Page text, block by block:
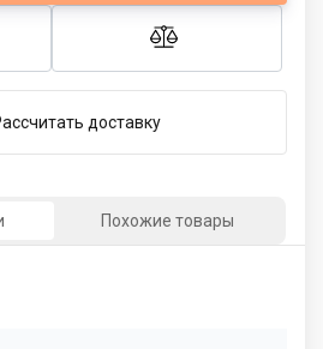
доставку
Похожие товары